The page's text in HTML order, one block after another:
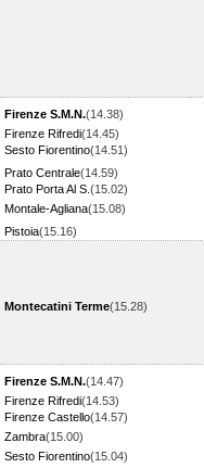
Firenze S.M.N.(14.38)
Firenze Rifredi(14.45)
Sesto Fiorentino(14.51)
Prato Centrale(14.59)
Prato Porta Al S. (15.02)
Montale-Agliana(15.08)
Pistoia(15.16)
Montecatini Terme(15.28)
Firenze S.M.N.(14.47)
Firenze Rifredi(14.53)
Firenze Castello(14.57)
Zambra(15.00)
Sesto Fiorentino(15.04)